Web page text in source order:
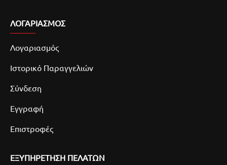
ΛΟΓΑΡΙΑΣΜΌΣ
Λογαριασμός
Ιστορικό Παραγγελιών
Σύνδεση
Εγγραφή
Επιστροφές
ΕΞΥΠΗΡΕΤΗΣΗ ΠΕΛΑΤΩΝ